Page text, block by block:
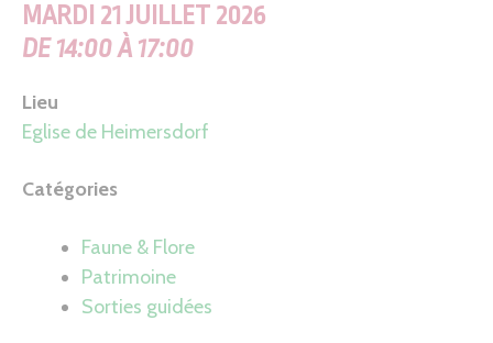
MARDI 21 JUILLET 2026
DE 14:00 À 17:00
Lieu
Eglise de Heimersdorf
Catégories
Faune & Flore
Patrimoine
Sorties guidées